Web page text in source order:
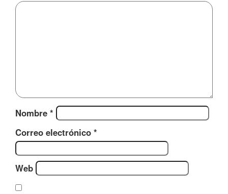
Nombre *
Correo electrónico *
Web